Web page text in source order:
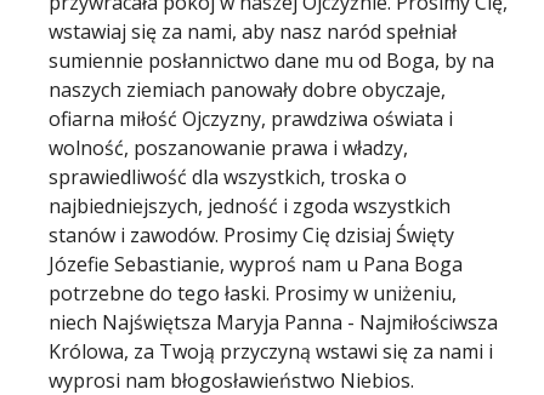
wstawiaj się za nami, aby nasz naród spełniał
sumiennie posłannictwo dane mu od Boga, by na
naszych ziemiach panowały dobre obyczaje,
ofiarna miłość Ojczyzny, prawdziwa oświata i
wolność, poszanowanie prawa i władzy,
sprawiedliwość dla wszystkich, troska o
najbiedniejszych, jedność i zgoda wszystkich
stanów i zawodów. Prosimy Cię dzisiaj Święty
Józefie Sebastianie, wyproś nam u Pana Boga
potrzebne do tego łaski. Prosimy w uniżeniu,
niech Najświętsza Maryja Panna - Najmiłościwsza
Królowa, za Twoją przyczyną wstawi się za nami i
wyprosi nam błogosławieństwo Niebios.